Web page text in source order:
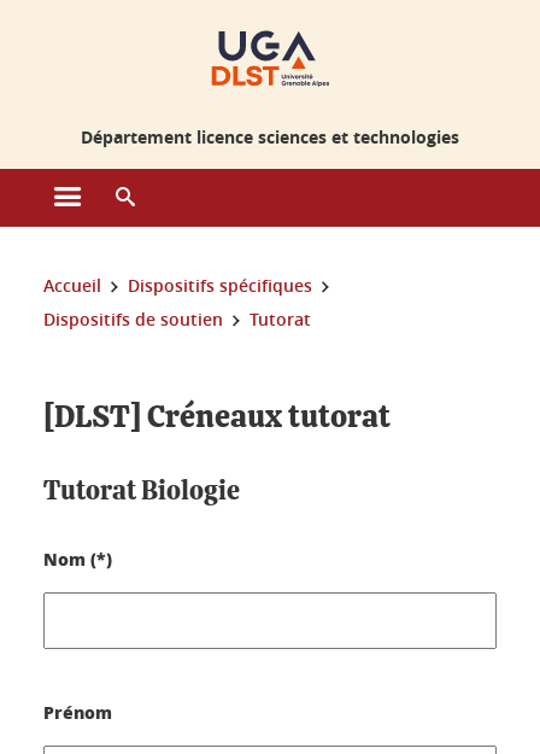
Département licence sciences et technologies
Ouvrir le menu principal
Vous êtes ici :
Accueil
Dispositifs spécifiques
Dispositifs de soutien
Tutorat
[DLST] Créneaux tutorat
Tutorat Biologie
Nom (*)
Prénom